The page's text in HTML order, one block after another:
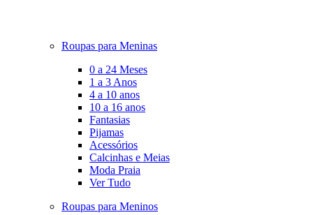
Roupas para Meninas
0 a 24 Meses
1 a 3 Anos
4 a 10 anos
10 a 16 anos
Fantasias
Pijamas
Acessórios
Calcinhas e Meias
Moda Praia
Ver Tudo
Roupas para Meninos